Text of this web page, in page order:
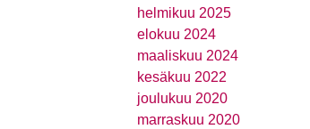
helmikuu 2025
elokuu 2024
maaliskuu 2024
kesäkuu 2022
joulukuu 2020
marraskuu 2020